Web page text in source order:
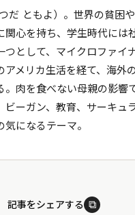
だ ともよ）。世界の貧困
関心を持ち、学生時代には
つとして、マイクロファイ
アメリカ生活を経て、海外
。肉を食べない母親の影響
ビーガン、教育、サーキュ
になるテーマ。
記事をシェアする ⧉